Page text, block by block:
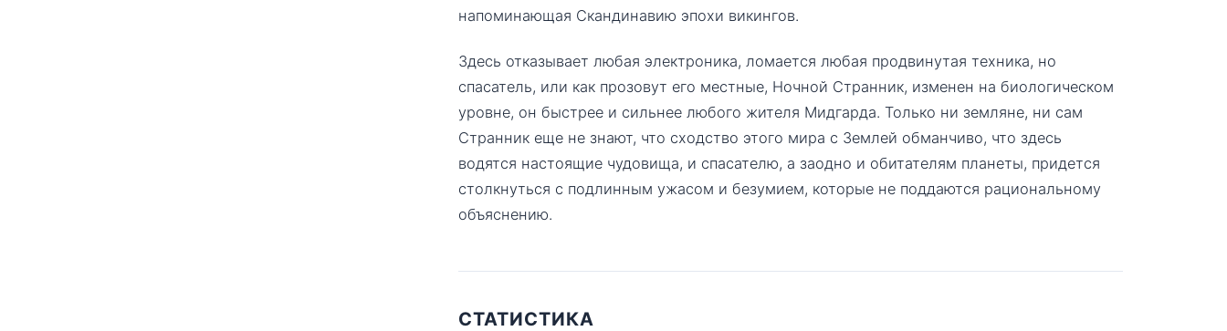
напоминающая Скандинавию эпохи викингов.
Здесь отказывает любая электроника, ломается любая продвинутая техника, но
спасатель, или как прозовут его местные, Ночной Странник, изменен на биологическом
уровне, он быстрее и сильнее любого жителя Мидгарда. Только ни земляне, ни сам
Странник еще не знают, что сходство этого мира с Землей обманчиво, что здесь
водятся настоящие чудовища, и спасателю, а заодно и обитателям планеты, придется
столкнуться с подлинным ужасом и безумием, которые не поддаются рациональному
объяснению.
СТАТИСТИКА